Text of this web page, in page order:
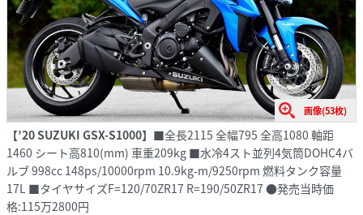
画像(53枚)
【’20 SUZUKI GSX-S1000】 ■全長2115 全幅795 全高1080 軸距
1460 シート高810(mm) 車重209kg ■水冷4スト並列4気筒DOHC4バ
ルブ 998cc 148ps/10000rpm 10.9kg-m/9250rpm 燃料タンク容量
17L ■タイヤサイズF=120/70ZR17 R=190/50ZR17 ●発売当時価
格:115万2800円